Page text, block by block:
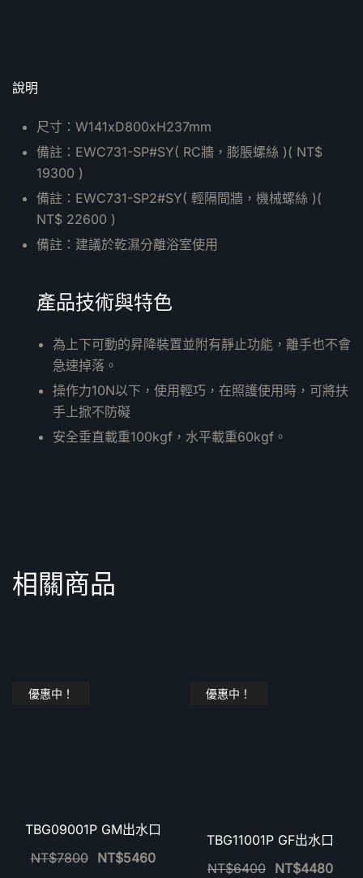
說明
尺寸：W141xD800xH237mm
備註：EWC731-SP#SY( RC牆，膨脹螺絲 )( NT$
19300 )
備註：EWC731-SP2#SY( 輕隔間牆，機械螺絲 )(
NT$ 22600 )
備註：建議於乾濕分離浴室使用
產品技術與特色
為上下可動的昇降裝置並附有靜止功能，離手也不會
急速掉落。
操作力10N以下，使用輕巧，在照護使用時，可將扶
手上掀不防礙
安全垂直載重100kgf，水平載重60kgf。
相關商品
優惠中！
TBG09001P GM出水口
NT$7800 NT$5460
優惠中！
TBG11001P GF出水口
NT$6400 NT$4480